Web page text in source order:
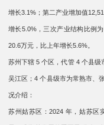
增长3.1%；第二产业增加值
增长5.0%，三次产业结构比例
20.6万元，比上年增长5.6%。
苏州下辖 5 个区，代管 4 个县级
吴江区；4 个县级市为常熟市、
况介绍：
苏州姑苏区：2024 年，姑苏区